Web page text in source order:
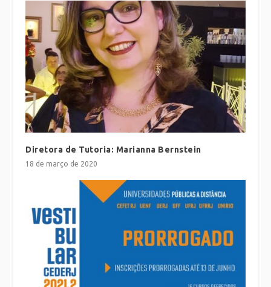
Diretora de Tutoria: Marianna Bernstein
18 de março de 2020